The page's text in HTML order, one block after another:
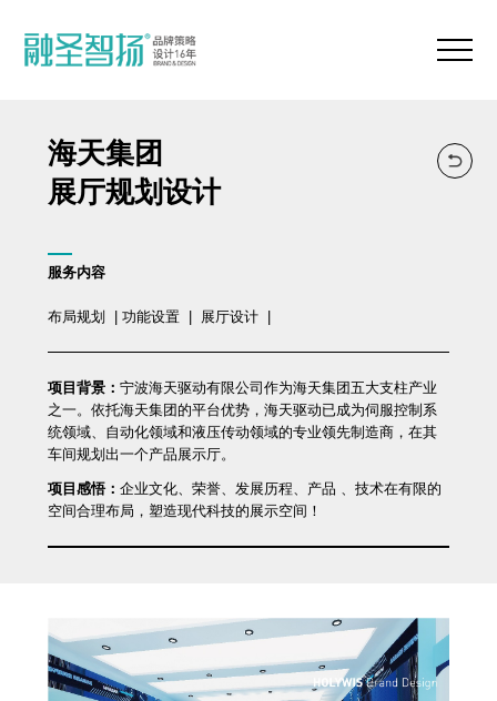
海天集团
展厅规划设计
服务内容
布局规划 | 功能设置 | 展厅设计 |
项目背景： 宁波海天驱动有限公司作为海天集团五大支柱产业
之一。依托海天集团的平台优势，海天驱动已成为伺服控制系
统领域、自动化领域和液压传动领域的专业领先制造商，在其
车间规划出一个产品展示厅。
项目感悟： 企业文化、荣誉、发展历程、产品 、技术在有限的
空间合理布局，塑造现代科技的展示空间！